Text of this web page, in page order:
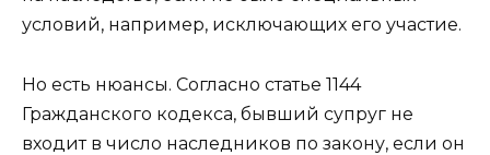
условий, например, исключающих его участие.
Но есть нюансы. Согласно статье 1144
Гражданского кодекса, бывший супруг не
входит в число наследников по закону, если он